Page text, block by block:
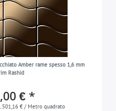
Amber rame spesso 1,6 mm
Rashid
€ *
€ / Metro quadrato